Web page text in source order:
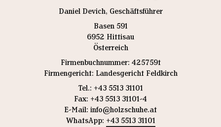
Daniel Devich, Geschäftsführer
Basen 591
6952 Hittisau
Österreich
Firmenbuchnummer: 425759t
Firmengericht: Landesgericht Feldkirch
Tel.: +43 5513 31101
Fax: +43 5513 31101-4
E-Mail: info@holzschuhe.at
WhatsApp: +43 5513 31101